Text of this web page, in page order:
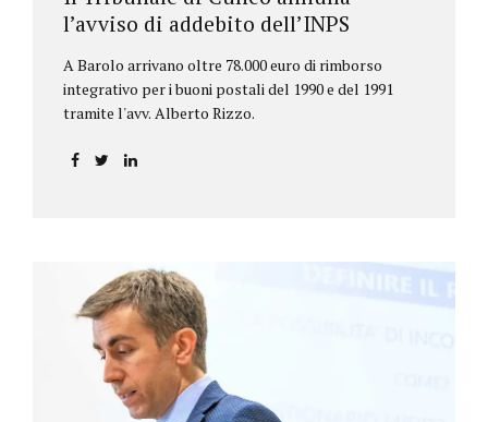
l’avviso di addebito dell’INPS
A Barolo arrivano oltre 78.000 euro di rimborso
integrativo per i buoni postali del 1990 e del 1991
tramite l'avv. Alberto Rizzo.